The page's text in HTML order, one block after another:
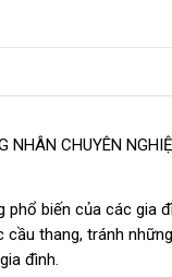
CHUYÊN
biến của các gia
thang, tránh
đình.